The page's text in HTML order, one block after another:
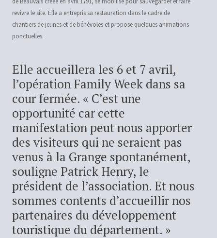
revivre le site. Elle a entrepris sa restauration dans le cadre de
chantiers de jeunes et de bénévoles et propose quelques animations
ponctuelles.
Elle accueillera les 6 et 7 avril,
l’opération Family Week dans sa
cour fermée. « C’est une
opportunité car cette
manifestation peut nous apporter
des visiteurs qui ne seraient pas
venus à la Grange spontanément,
souligne Patrick Henry, le
président de l’association. Et nous
sommes contents d’accueillir nos
partenaires du développement
touristique du département. »